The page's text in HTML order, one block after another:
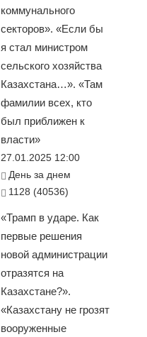
коммунального
секторов». «Если бы
я стал министром
сельского хозяйства
Казахстана…». «Там
фамилии всех, кто
был приближен к
власти»
27.01.2025 12:00
День за днем
1128 (40536)
«Трамп в ударе. Как
первые решения
новой администрации
отразятся на
Казахстане?».
«Казахстану не грозят
вооруженные